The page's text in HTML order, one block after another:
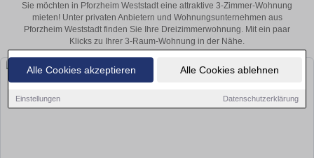
Alle Cookies akzeptieren Alle Cookies ablehnen
Einstellungen Datenschutzerklärung
Sie möchten in Pforzheim Weststadt eine attraktive 3-Zimmer-Wohnung
mieten! Unter privaten Anbietern und Wohnungsunternehmen aus
Pforzheim Weststadt finden Sie Ihre Dreizimmerwohnung. Mit ein paar
Klicks zu Ihrer 3-Raum-Wohnung in der Nähe.